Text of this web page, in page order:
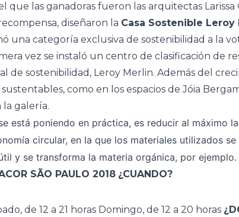
que las ganadoras fueron las arquitectas Larissa
diseñaron la Casa Sostenible Leroy
una categoría exclusiva de sostenibilidad a la
vez se instaló un centro de clasificación de
de sostenibilidad, Leroy Merlin. Además del
como en los espacios de Jóia
la galería.
está poniendo en práctica, es reducir al máximo
circular, en la que los materiales utilizados
y se transforma la materia orgánica, por
SÃO PAULO 2018 ¿CUANDO?
de 12 a 21 horas Domingo, de 12 a 20 horas